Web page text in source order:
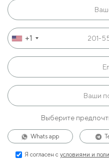
+1
Выберите
Whats app
Я согласен с условиями и